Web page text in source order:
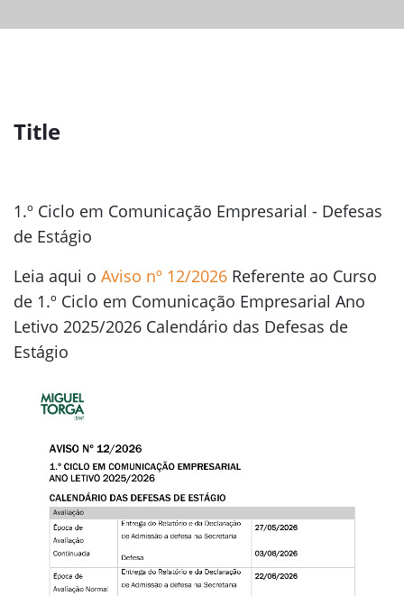
Title
1.º Ciclo em Comunicação Empresarial - Defesas
de Estágio
Leia aqui o Aviso nº 12/2026 Referente ao Curso
de 1.º Ciclo em Comunicação Empresarial Ano
Letivo 2025/2026 Calendário das Defesas de
Estágio